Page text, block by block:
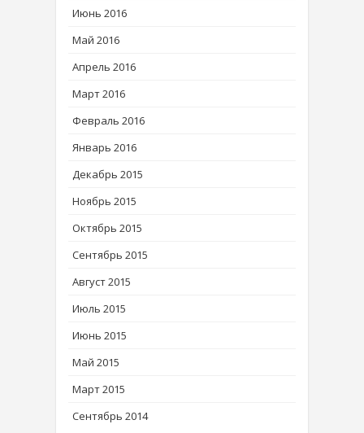
Июнь 2016
Май 2016
Апрель 2016
Март 2016
Февраль 2016
Январь 2016
Декабрь 2015
Ноябрь 2015
Октябрь 2015
Сентябрь 2015
Август 2015
Июль 2015
Июнь 2015
Май 2015
Март 2015
Сентябрь 2014